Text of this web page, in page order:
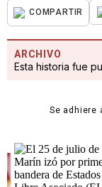
COMPARTIR
ARCHIVO
Esta historia fue
Se adhiere